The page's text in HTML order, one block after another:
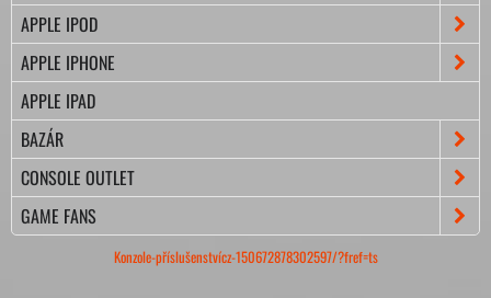
APPLE IPOD
APPLE IPHONE
APPLE IPAD
BAZÁR
CONSOLE OUTLET
GAME FANS
Konzole-příslušenstvícz-150672878302597/?fref=ts